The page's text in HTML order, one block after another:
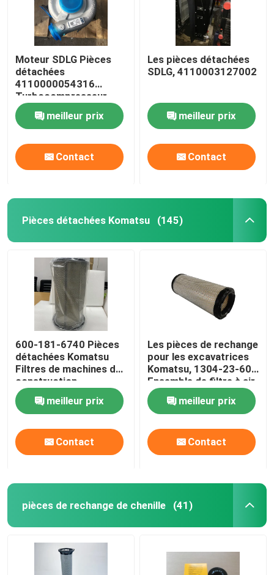
Moteur SDLG Pièces
détachées
4110000054316
Turbocompresseur
meilleur prix
Contact
Les pièces détachées
SDLG, 4110003127002
meilleur prix
Contact
Pièces détachées Komatsu (145)
600-181-6740 Pièces
détachées Komatsu
Filtres de machines de
construction
automobile originaux
meilleur prix
Contact
Les pièces de rechange
pour les excavatrices
Komatsu, 1304-23-603
Ensemble de filtre à air
pour les excavatrices
meilleur prix
Contact
pièces de rechange de chenille (41)